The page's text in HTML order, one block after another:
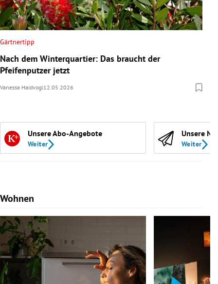
Gärtnertipp
Nach dem Winterquartier: Das braucht der
Pfeifenputzer jetzt
Vanessa Haidvogl12.05.2026
Unsere Abo-Angebote
Weiter
Unsere
Weiter
Wohnen
Slide 1 von 7